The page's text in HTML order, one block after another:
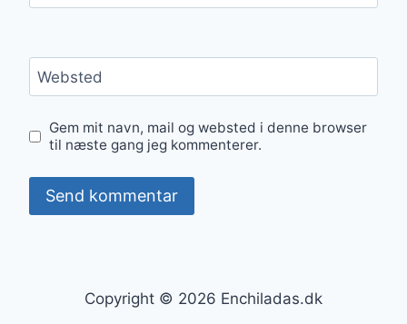
Websted
Gem mit navn, mail og websted i denne browser
til næste gang jeg kommenterer.
Copyright © 2026 Enchiladas.dk